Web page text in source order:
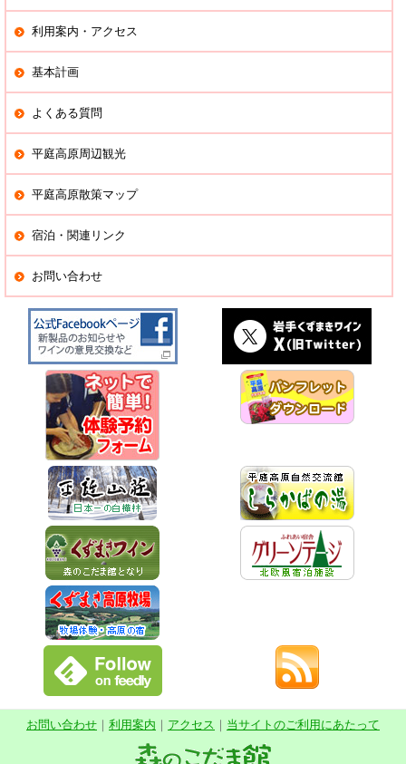
利用案内・アクセス
基本計画
よくある質問
平庭高原周辺観光
平庭高原散策マップ
宿泊・関連リンク
お問い合わせ
お問い合わせ ｜ 利用案内 ｜ アクセス ｜ 当サイトのご利用にあたって